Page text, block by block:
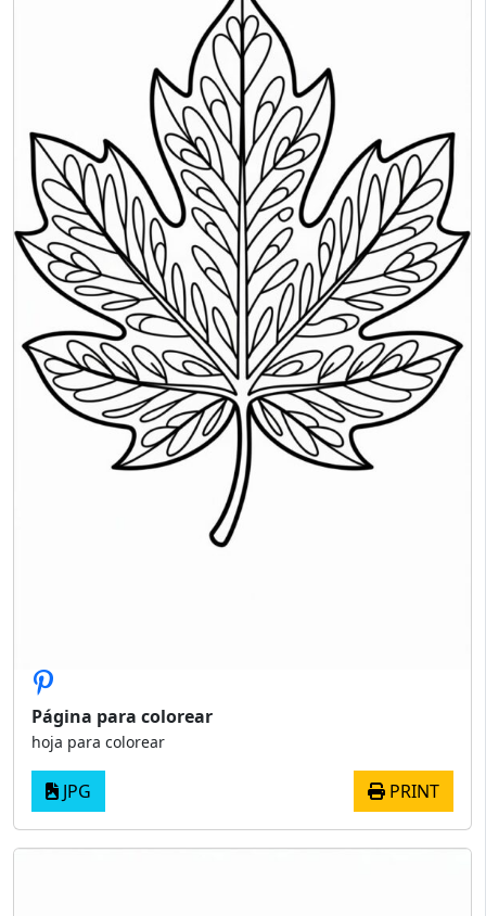
Página para colorear
hoja para colorear
JPG PRINT